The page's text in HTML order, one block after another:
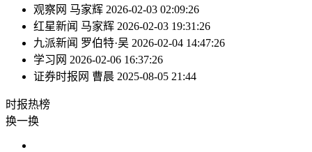
观察网 马家辉 2026-02-03 02:09:26
红星新闻 马家辉 2026-02-03 19:31:26
九派新闻 罗伯特·吴 2026-02-04 14:47:26
学习网 2026-02-06 16:37:26
证券时报网 曹晨 2025-08-05 21:44
时报热榜
换一换